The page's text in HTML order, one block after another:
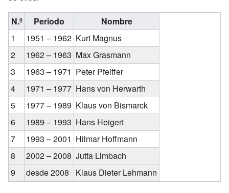
N.º Periodo
Nombre
1
1951 – 1962 Kurt Magnus
2
1962 – 1963 Max Grasmann
3
1963 – 1971 Peter Pfeiffer
4
1971 – 1977 Hans von Herwarth
5
1977 – 1989 Klaus von Bismarck
6
1989 – 1993 Hans Heigert
7
1993 – 2001 Hilmar Hoffmann
8
2002 – 2008 Jutta Limbach
9
desde 2008 Klaus Dieter Lehmann